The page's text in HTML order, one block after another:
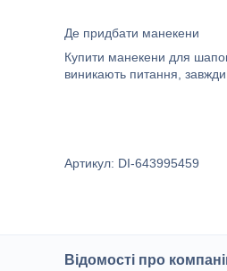
Де придбати манекени
Купити манекени для
виникають питання,
Артикул: DI-643995459
Відомості про